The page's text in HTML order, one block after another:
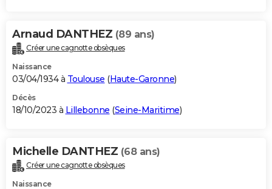
Arnaud DANTHEZ (89 ans)
Créer une cagnotte obsèques
Naissance
03/04/1934 à Toulouse (Haute-Garonne)
Décès
18/10/2023 à Lillebonne (Seine-Maritime)
Michelle DANTHEZ (68 ans)
Créer une cagnotte obsèques
Naissance